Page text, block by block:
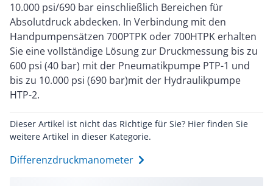
10.000 psi/690 bar einschließlich Bereichen für
Absolutdruck abdecken. In Verbindung mit den
Handpumpensätzen 700PTPK oder 700HTPK erhalten
Sie eine vollständige Lösung zur Druckmessung bis zu
600 psi (40 bar) mit der Pneumatikpumpe PTP-1 und
bis zu 10.000 psi (690 bar)mit der Hydraulikpumpe
HTP-2.
Dieser Artikel ist nicht das Richtige für Sie? Hier finden Sie
weitere Artikel in dieser Kategorie.
Differenzdruckmanometer